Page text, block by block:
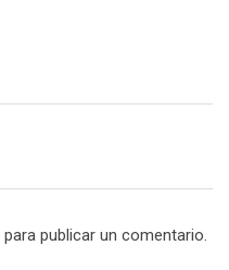
para publicar un comentario.